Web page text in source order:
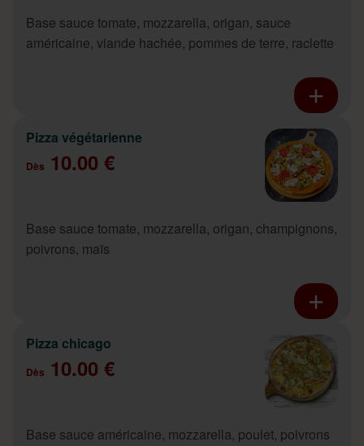
Base sauce tomate, mozzarella, origan, sauce
américaine, viande hachée, pommes de terre, raclette
Pizza végétarienne
Dès 10.00 €
Base sauce tomate, mozzarella, origan, champignons,
poivrons, maïs
Pizza chicago
Dès 10.00 €
Base sauce américaine, mozzarella, poulet, poivrons